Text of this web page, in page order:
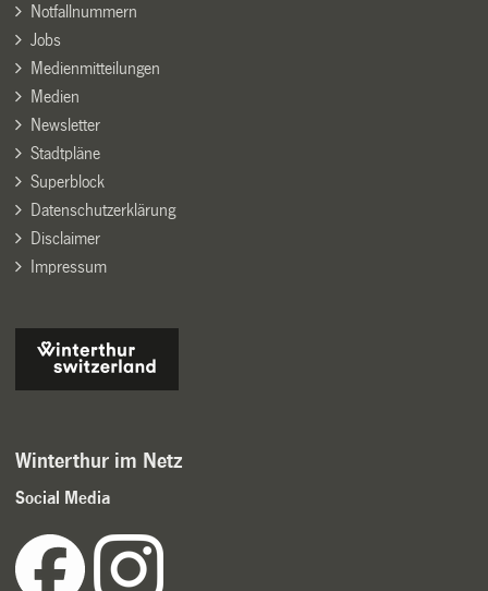
Notfallnummern
Jobs
Medienmitteilungen
Medien
Newsletter
Stadtpläne
Superblock
Datenschutzerklärung
Disclaimer
Impressum
Winterthur im Netz
Social Media